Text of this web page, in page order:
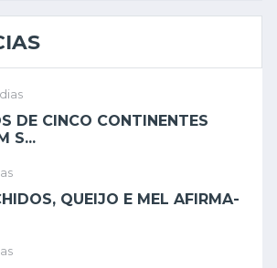
DE CINCO CONTINENTES
S...
QUEIJO E MEL AFIRMA-